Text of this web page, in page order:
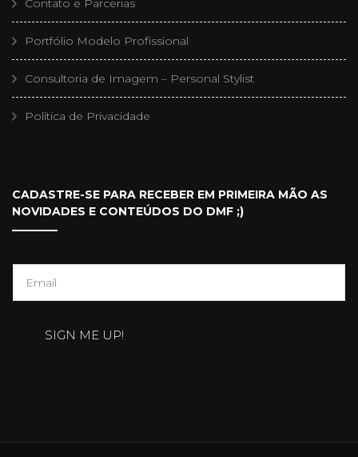
Contato e Parcerias
Portfólio Modelo Profissional
Consultoria de Imagem – Personal Stylist
Política de Privacidade
CADASTRE-SE PARA RECEBER EM PRIMEIRA MÃO AS
NOVIDADES E CONTEÚDOS DO DMF ;)
SIGN ME UP!